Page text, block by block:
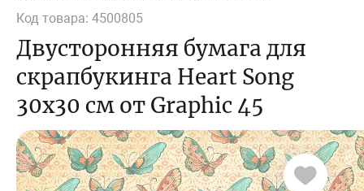
Код товара: 4500805
Двусторонняя бумага для
скрапбукинга Heart Song
30х30 см от Graphic 45